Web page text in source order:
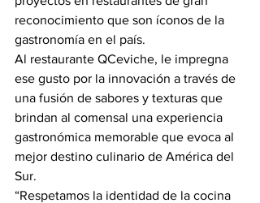
reconocimiento que son íconos de la
gastronomía en el país.
Al restaurante QCeviche, le impregna
ese gusto por la innovación a través de
una fusión de sabores y texturas que
brindan al comensal una experiencia
gastronómica memorable que evoca al
mejor destino culinario de América del
Sur.
“Respetamos la identidad de la cocina